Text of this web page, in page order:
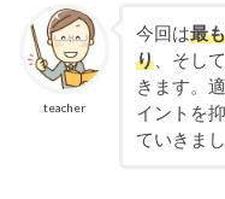
teacher
今回は最
り、そして
きます。
イントを
ていきまし